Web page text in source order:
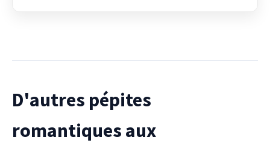
D'autres pépites
romantiques aux